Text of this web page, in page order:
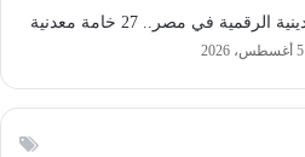
قاعدة البيانات الجيولوجية التعدينية الرقمية في مصر.. 27 خامة معدنية
5 أغسطس، 2026